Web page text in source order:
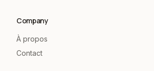
Company
À propos
Contact